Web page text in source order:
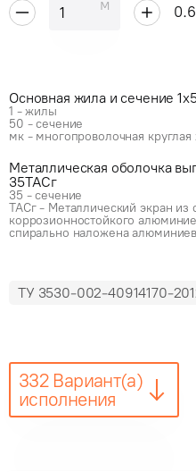
м
Основная жила и сечение
1 - жилы
50 - сечение
мк - многопроволочная
Металлическая оболочка
35ТАСг
35 - сечение
ТАСг - Металлический экран из
коррозионностойкого
спирально наложена
ТУ 3530-002-40914170-
332 Вариант(а)
исполнения